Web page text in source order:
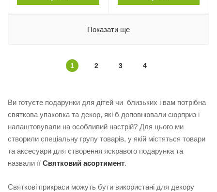
Показати ще
1 2 3 4
Ви готуєте подарунки для дітей чи близьких і вам потрібна
святкова упаковка та декор, які б доповнювали сюрприз і
налаштовували на особливий настрій? Для цього ми
створили спеціальну групу товарів, у якій містяться товари
та аксесуари для створення яскравого подарунка та
назвали її Святковий асортимент.
Святкові прикраси можуть бути використані для декору